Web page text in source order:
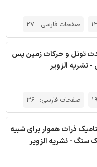
12 صفحات فارسی: 27
تونل و حرکات زمین پس
نشریه الزویر
19 صفحات فارسی: 36
ذرات هموار برای شبیه
سنگ - نشریه الزویر